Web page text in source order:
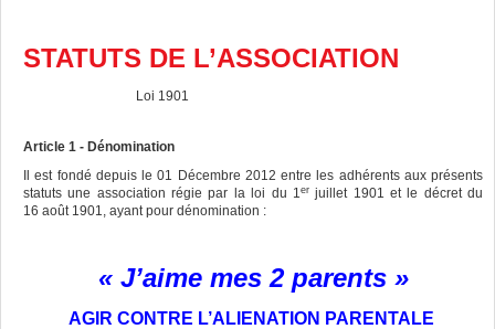
STATUTS DE L’ASSOCIATION
Loi 1901
Article 1 - Dénomination
Il est fondé depuis le 01 Décembre 2012 entre les adhérents aux présents
statuts une association régie par la loi du 1 erjuillet 1901 et le décret du
16 août 1901, ayant pour dénomination :
« J’aime mes 2 parents »
AGIR CONTRE L’ALIENATION PARENTALE